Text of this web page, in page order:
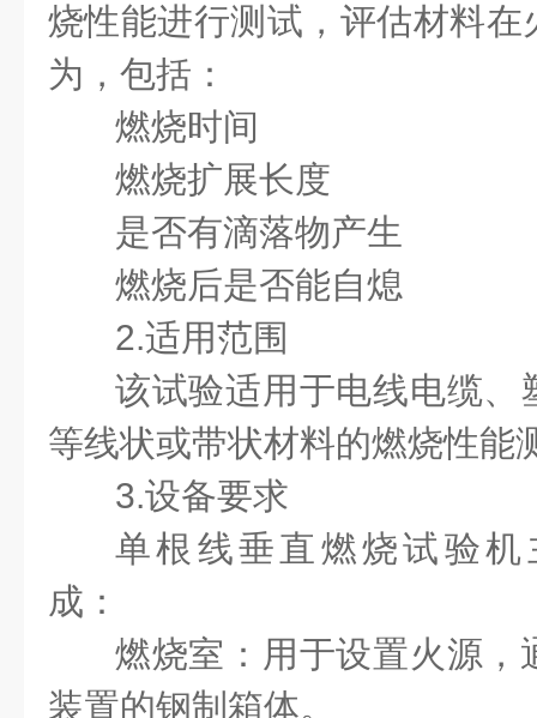
烧性能进行测试，评估材料
为，包括：
燃烧时间
燃烧扩展长度
是否有滴落物产生
燃烧后是否能自熄
2.适用范围
该试验适用于电线电缆、
等线状或带状材料的燃烧性
3.设备要求
单根线垂直燃烧试验
成：
燃烧室：用于设置火源，
装置的钢制箱体。